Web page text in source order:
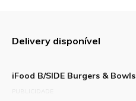
Delivery disponível
iFood B/SIDE Burgers & Bowls